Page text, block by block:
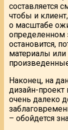
составляется
чтобы и
о масштабе
определенном
остановится,
материалы
Наконец, на
дизайн-проект
очень далеко
– обойдется